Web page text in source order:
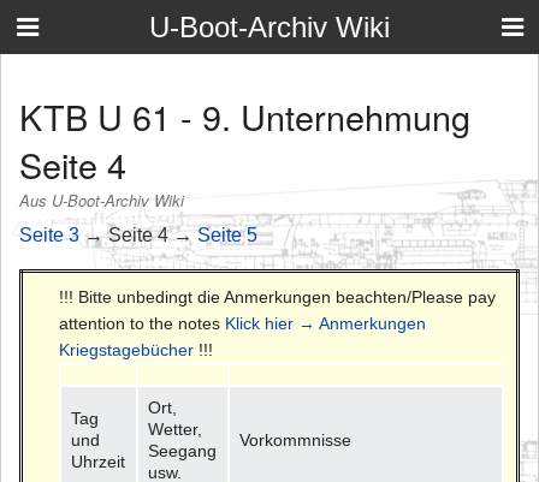
U-Boot-Archiv Wiki
KTB U 61 - 9. Unternehmung
Seite 4
Aus U-Boot-Archiv Wiki
Seite 3 → Seite 4 → Seite 5
!!! Bitte unbedingt die Anmerkungen beachten/Please pay
attention to the notes Klick hier → Anmerkungen
Kriegstagebücher !!!
Tag
und
Uhrzeit
Ort,
Wetter,
Seegang
usw.
Vorkommnisse